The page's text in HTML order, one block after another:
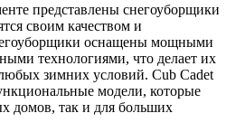
представлены снегоуборщики
своим качеством и
оснащены мощными
технологиями, что делает их
зимних условий. Cub Cadet
модели, которые
домов, так и для больших